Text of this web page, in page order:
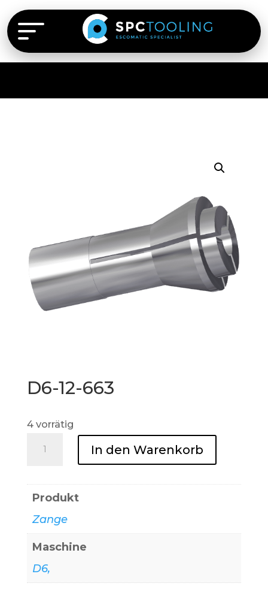
D6-12-663
4 vorrätig
Menge
In den Warenkorb
Produkt
Zange
Maschine
D6,